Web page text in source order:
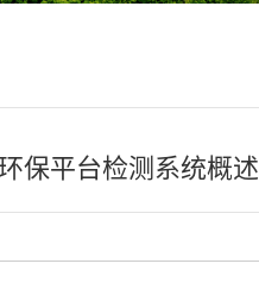
环保平台检测系统概述